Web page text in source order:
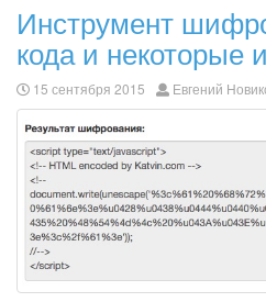
Инструмент
кода и некоторые
15 сентября 2015 Евгений